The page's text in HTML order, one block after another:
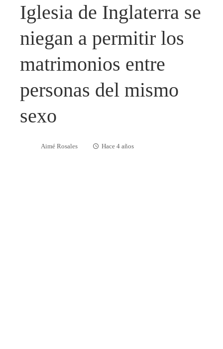
Iglesia de Inglaterra se
niegan a permitir los
matrimonios entre
personas del mismo
sexo
Aimé Rosales Hace 4 años